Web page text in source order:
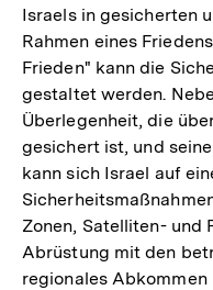
Israels in gesicherten
Rahmen eines
Frieden" kann die
gestaltet werden.
Überlegenheit, die
gesichert ist, und
kann sich Israel auf
Zonen, Satelliten- und
Abrüstung mit den
regionales